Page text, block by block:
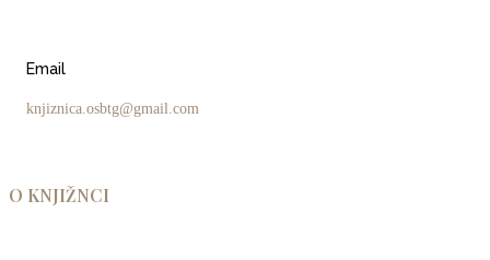
Email
knjiznica.osbtg@gmail.com ​
O KNJIŽNCI